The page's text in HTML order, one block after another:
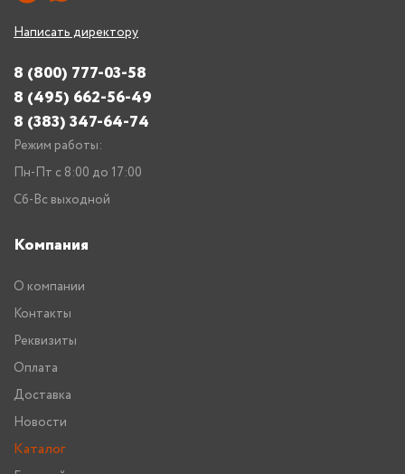
Написать директору
8 (800) 777-03-58
8 (495) 662-56-49
8 (383) 347-64-74
Режим работы:
Пн-Пт с 8:00 до 17:00
Сб-Вс выходной
Компания
О компании
Контакты
Реквизиты
Оплата
Доставка
Новости
Каталог